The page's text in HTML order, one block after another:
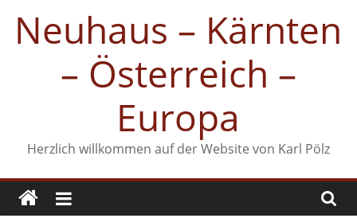
Inhalt
springen
Neuhaus – Kärnten
– Österreich –
Europa
Herzlich willkommen auf der Website von Karl Pölz